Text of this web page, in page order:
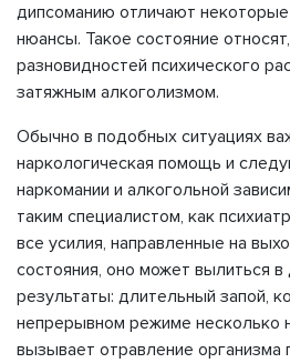
дипсоманию отличают
нюансы. Такое состояние
разновидностей психического
затяжным алкоголизмом.
Обычно в подобных ситуациях
наркологическая помощь и
наркомании и алкогольной
таким специалистом, как
все усилия, направленные на
состояния, оно может вылиться
результаты: длительный запой,
непрерывном режиме несколько
вызывает отравление